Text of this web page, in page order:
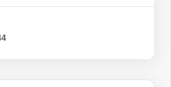
2 800 | m² 6